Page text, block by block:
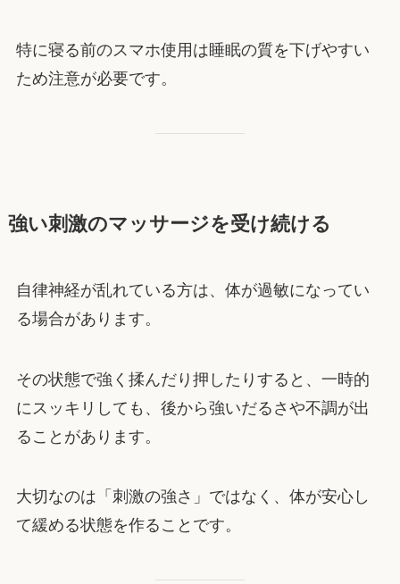
特に寝る前のスマホ使用は睡眠の質を下げやすい
ため注意が必要です。
強い刺激のマッサージを受け続ける
自律神経が乱れている方は、体が過敏になってい
る場合があります。
その状態で強く揉んだり押したりすると、一時的
にスッキリしても、後から強いだるさや不調が出
ることがあります。
大切なのは「刺激の強さ」ではなく、体が安心し
て緩める状態を作ることです。